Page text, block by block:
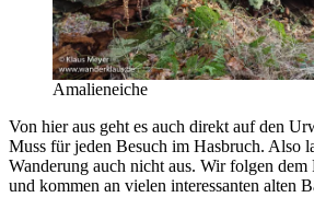
Amalieneiche
Von hier aus geht es auch direkt auf den
Muss für jeden Besuch im Hasbruch. Also
Wanderung auch nicht aus. Wir folgen dem
und kommen an vielen interessanten alten